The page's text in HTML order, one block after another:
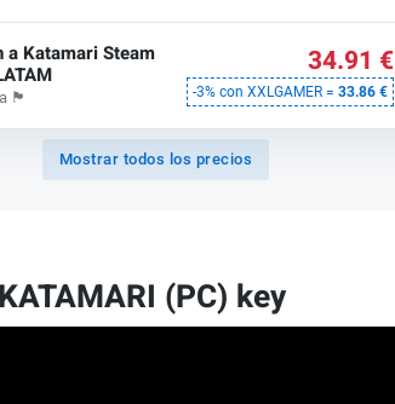
a Katamari Steam
🏴
34.91 €
-3% con XXLGAMER = 33.86 €
Mostrar todos los precios
(PC) key